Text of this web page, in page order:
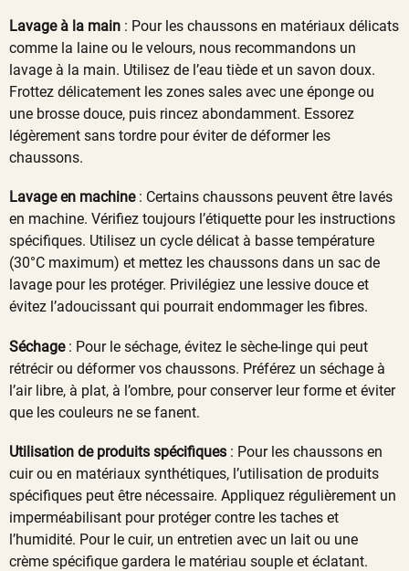
Lavage à la main : Pour les chaussons en matériaux délicats
comme la laine ou le velours, nous recommandons un
lavage à la main. Utilisez de l’eau tiède et un savon doux.
Frottez délicatement les zones sales avec une éponge ou
une brosse douce, puis rincez abondamment. Essorez
légèrement sans tordre pour éviter de déformer les
chaussons.
Lavage en machine: Certains chaussons peuvent être lavés
en machine. Vérifiez toujours l’étiquette pour les instructions
spécifiques. Utilisez un cycle délicat à basse température
(30°C maximum) et mettez les chaussons dans un sac de
lavage pour les protéger. Privilégiez une lessive douce et
évitez l’adoucissant qui pourrait endommager les fibres.
Séchage: Pour le séchage, évitez le sèche-linge qui peut
rétrécir ou déformer vos chaussons. Préférez un séchage à
l’air libre, à plat, à l’ombre, pour conserver leur forme et éviter
que les couleurs ne se fanent.
Utilisation de produits spécifiques : Pour les chaussons en
cuir ou en matériaux synthétiques, l’utilisation de produits
spécifiques peut être nécessaire. Appliquez régulièrement un
imperméabilisant pour protéger contre les taches et
l’humidité. Pour le cuir, un entretien avec un lait ou une
crème spécifique gardera le matériau souple et éclatant.